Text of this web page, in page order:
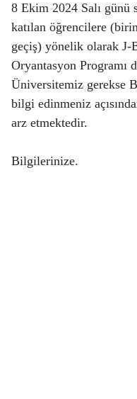
8 Ekim 2024 Salı günü
katılan öğrencilere
geçiş) yönelik olarak
Oryantasyon Programı
Üniversitemiz gerekse
bilgi edinmeniz
arz etmektedir.
Bilgilerinize.